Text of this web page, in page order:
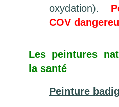
oxydation).
COV
Les peintures
la santé
Peinture